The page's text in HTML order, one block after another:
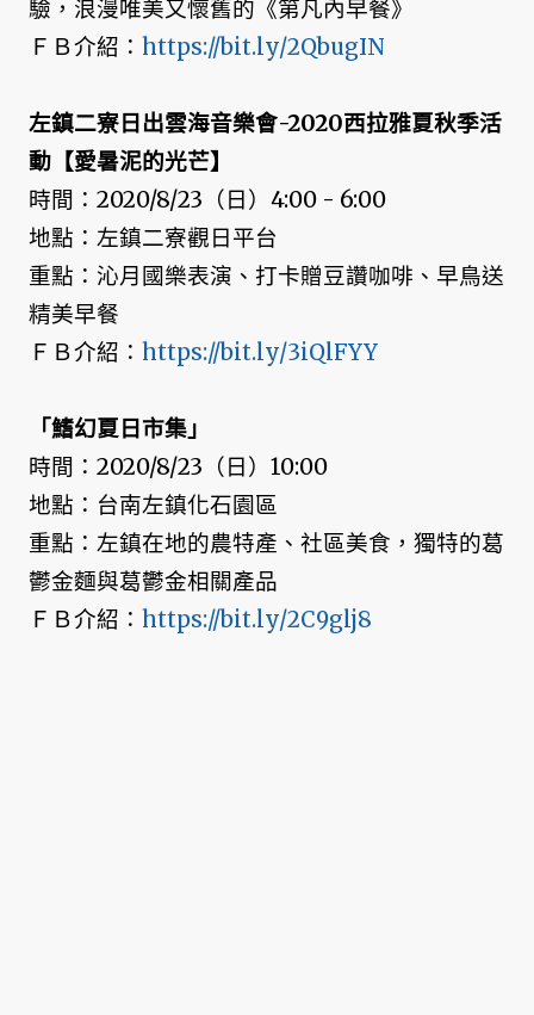
驗，浪漫唯美又懷舊的《第凡內早餐》
ＦＢ介紹： https://bit.ly/2QbugIN
左鎮二寮日出雲海音樂會-2020西拉雅夏秋季活
動【愛暑泥的光芒】
時間：2020/8/23（日）4:00 - 6:00
地點：左鎮二寮觀日平台
重點：沁月國樂表演、打卡贈豆讚咖啡、早鳥送
精美早餐
ＦＢ介紹： https://bit.ly/3iQlFYY
「鰭幻夏日市集」
時間：2020/8/23（日）10:00
地點：台南左鎮化石園區
重點：左鎮在地的農特產、社區美食，獨特的葛
鬱金麵與葛鬱金相關產品
ＦＢ介紹： https://bit.ly/2C9glj8